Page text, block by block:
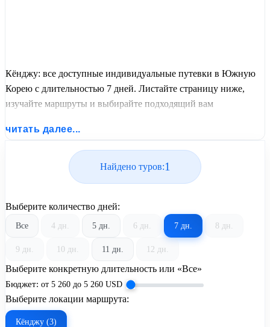
Кёнджу: все доступные индивидуальные путевки в Южную
Корею с длительностью 7 дней. Листайте страницу ниже,
изучайте маршруты и выбирайте подходящий вам
United Travel Systems.
читать далее...
Найдено туров:1
Выберите количество дней:
Все 4 дн. 5 дн. 6 дн. 7 дн. 8 дн.
9 дн. 10 дн. 11 дн. 12 дн.
Выберите конкретную длительность или «Все»
Бюджет: от 5 260 до 5 260 USD
Выберите локации маршрута:
Кёнджу (3)